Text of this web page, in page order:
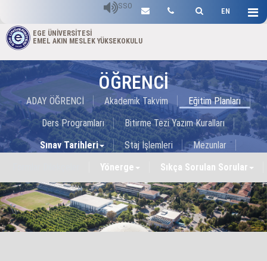
EN
SSO
EGE ÜNİVERSİTESİ
EMEL AKIN MESLEK YÜKSEKOKULU
ÖĞRENCİ
ADAY ÖĞRENCİ Akademik Takvim
Eğitim Planları
Ders Programları
Bitirme Tezi Yazım Kuralları
Sınav Tarihleri
Staj İşlemleri
Mezunlar
Yönerge
Sıkça Sorulan Sorular
Ulusal İşbirliği Protokolleri